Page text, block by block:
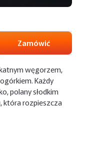
Zamówić
węgorzem,
Każdy
polany słodkim
która rozpieszcza